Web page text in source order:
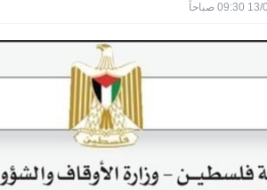
صباحاً